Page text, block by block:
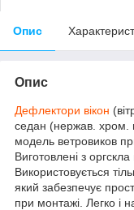
Опис
Опис
Дефлектори вікон
седан (нержав. хром.
модель ветровиков
Виготовлені з оргскла
Використовується
який забезпечує
при монтажі. Легко і